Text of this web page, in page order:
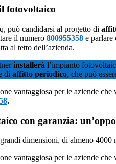
fotovoltaico
può candidarsi al progetto di
il numero 800955358 e parlare
al tetto dell’azienda.
installerà l’impianto
di affitto periodico, che può
vantaggiosa per le aziende
.
con garanzia:
dimensioni, di almeno
vantaggiosa per le aziende che